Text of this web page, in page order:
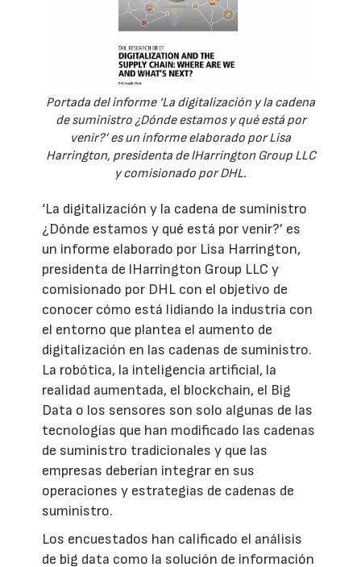
Portada del informe ‘La digitalización y la cadena
de suministro ¿Dónde estamos y qué está por
venir?’ es un informe elaborado por Lisa
Harrington, presidenta de lHarrington Group LLC
y comisionado por DHL.
‘La digitalización y la cadena de suministro
¿Dónde estamos y qué está por venir?’ es
un informe elaborado por Lisa Harrington,
presidenta de lHarrington Group LLC y
comisionado por DHL con el objetivo de
conocer cómo está lidiando la industria con
el entorno que plantea el aumento de
digitalización en las cadenas de suministro.
La robótica, la inteligencia artificial, la
realidad aumentada, el blockchain, el Big
Data o los sensores son solo algunas de las
tecnologías que han modificado las cadenas
de suministro tradicionales y que las
empresas deberían integrar en sus
operaciones y estrategias de cadenas de
suministro.
Los encuestados han calificado el análisis
de big data como la solución de información